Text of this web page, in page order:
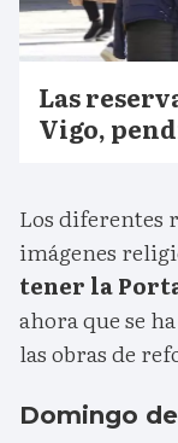
Las
Vigo,
Los diferentes
imágenes
tener la
ahora que se
las obras de
Domingo